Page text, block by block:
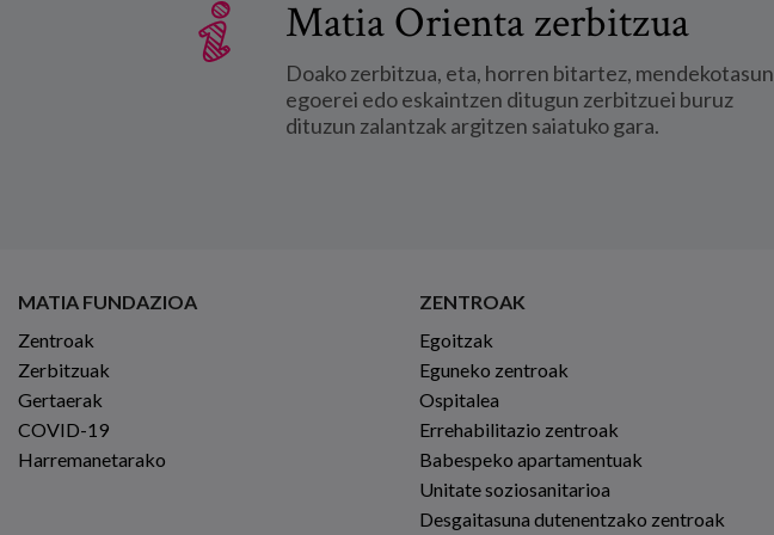
Matia Orienta zerbitzua
Doako zerbitzua, eta, horren bitartez, mendekotasun
egoerei edo eskaintzen ditugun zerbitzuei buruz
dituzun zalantzak argitzen saiatuko gara.
MATIA FUNDAZIOA
Zentroak
Zerbitzuak
Gertaerak
COVID-19
Harremanetarako
ZENTROAK
Egoitzak
Eguneko zentroak
Ospitalea
Errehabilitazio zentroak
Babespeko apartamentuak
Unitate soziosanitarioa
Desgaitasuna dutenentzako zentroak